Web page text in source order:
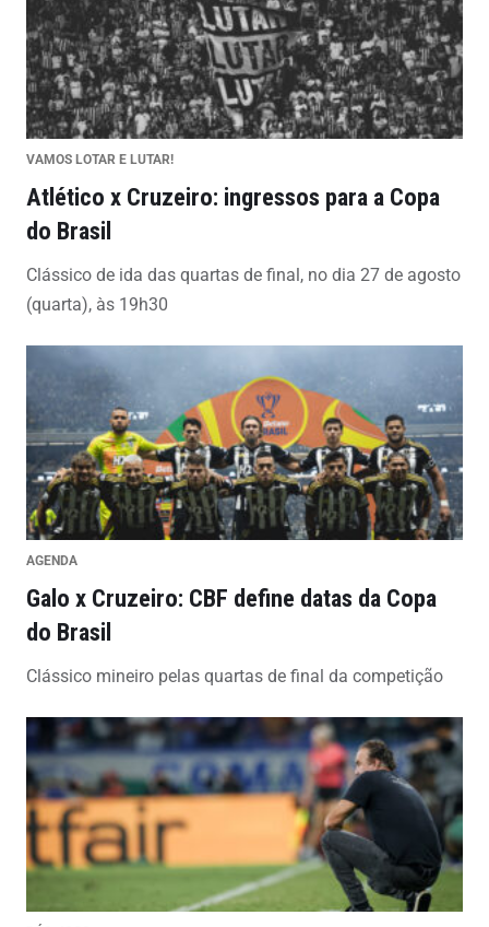
VAMOS LOTAR E LUTAR!
Atlético x Cruzeiro: ingressos para a Copa
do Brasil
Clássico de ida das quartas de final, no dia 27 de agosto
(quarta), às 19h30
AGENDA
Galo x Cruzeiro: CBF define datas da Copa
do Brasil
Clássico mineiro pelas quartas de final da competição